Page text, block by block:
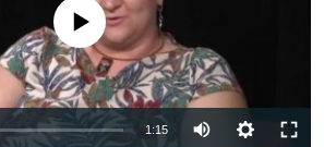
КРЫМА
source currently available
1:15